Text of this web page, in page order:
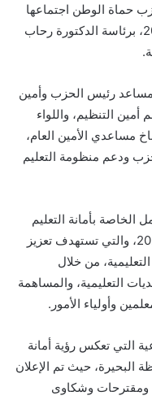
حماة الوطن اجتماعها
الأول، اليوم السبت الموافق 6 يونيو 2026، برئاسة الدكتورة رحاب
مساعد رئيس الحزب وأمين
التنظيم، واللواء
مساعدي الأمين العام،
ودعم منظومة التعليم
الخاصة بأمانة التعليم
خلال الفترة من يونيو وحتى أغسطس 2026، والتي تستهدف تعزيز
من خلال
التعليمية، والمساهمة
وأولياء الأمور.
التي تعكس رؤية أمانة
البحيرة، حيث تم الإعلان
ومقترحات وشكاوى